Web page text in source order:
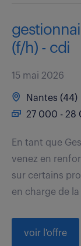
(f/h) - cdi
15 mai 2026
Nantes (44)
27 000 - 28
En tant que
venez en
sur certains
en charge de
voir l'offre